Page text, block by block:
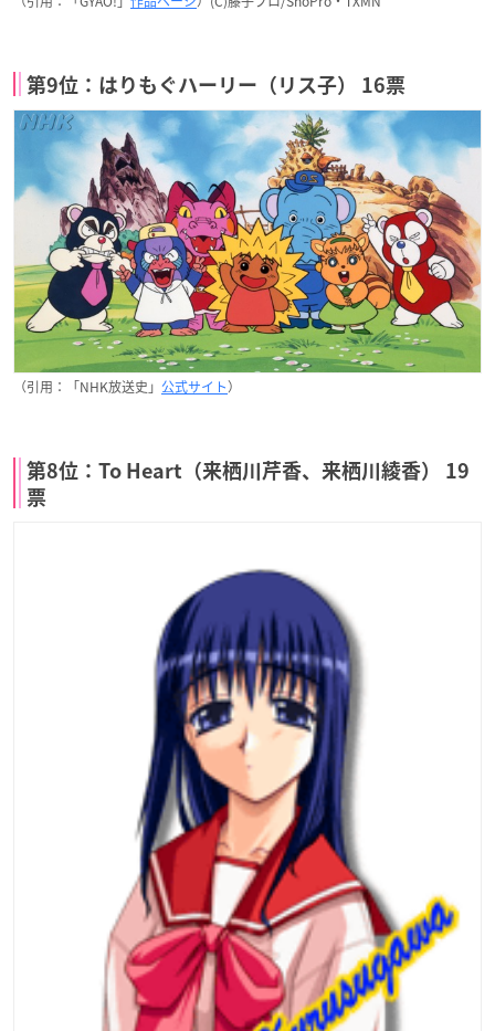
第9位：はりもぐハーリー（リス子） 16票
（引用：「NHK放送史」 公式サイト）
第8位：To Heart（来栖川芹香、来栖川綾香） 19
票